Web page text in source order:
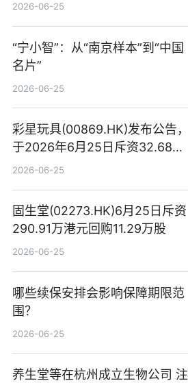
2026-06-25
“宁小智”：从“南京样本”到“中国
名片”
2026-06-25
彩星玩具(00869.HK)发布公告，
于2026年6月25日斥资32.68万
港元回购68.4万股|焦点速讯
2026-06-25
固生堂(02273.HK)6月25日斥资
290.91万港元回购11.29万股
2026-06-25
哪些续保安排会影响保障期限范
围？
2026-06-25
养生堂等在杭州成立生物公司 注